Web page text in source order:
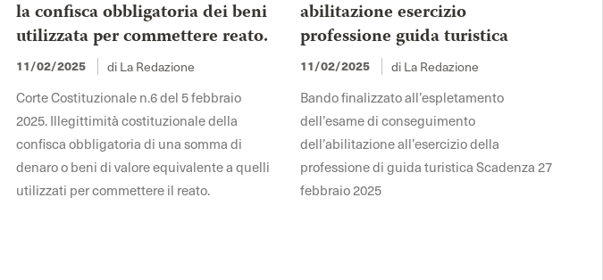
la confisca obbligatoria dei beni
utilizzata per commettere reato.
11/02/2025 di La Redazione
Corte Costituzionale n.6 del 5 febbraio
2025. Illegittimità costituzionale della
confisca obbligatoria di una somma di
denaro o beni di valore equivalente a quelli
utilizzati per commettere il reato.
abilitazione esercizio
professione guida turistica
11/02/2025 di La Redazione
Bando finalizzato all’espletamento
dell’esame di conseguimento
dell’abilitazione all’esercizio della
professione di guida turistica Scadenza 27
febbraio 2025